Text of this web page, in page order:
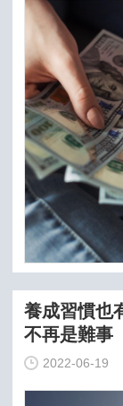
養成習慣也
不再是難事
2022-06-19